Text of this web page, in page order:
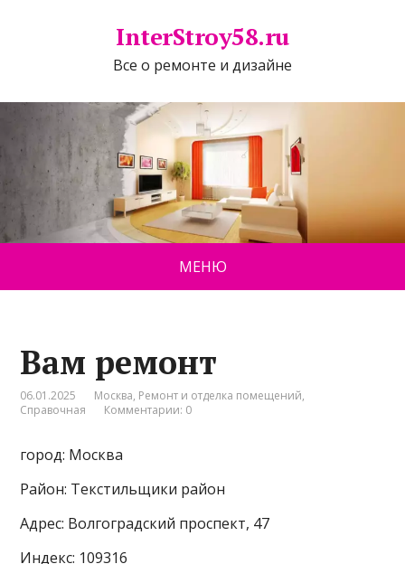
InterStroy58.ru
Все о ремонте и дизайне
МЕНЮ
Вам ремонт
06.01.2025 Москва, Ремонт и отделка помещений,
Справочная
Комментарии: 0
город: Москва
Район: Текстильщики район
Адрес: Волгоградский проспект, 47
Индекс: 109316